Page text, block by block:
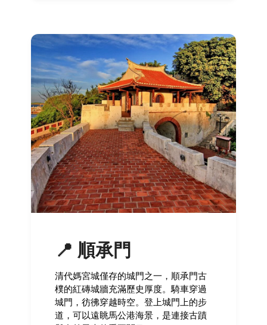
📍 順承門
清代媽宮城僅存的城門之一，順承門古
樸的紅磚城牆充滿歷史厚度。騎車穿過
城門，彷彿穿越時空。登上城門上的步
道，可以遠眺馬公港海景，是連接古蹟